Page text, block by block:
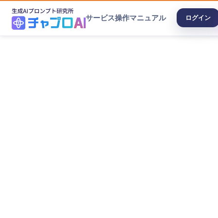
サービス操作マニュアル ログイン